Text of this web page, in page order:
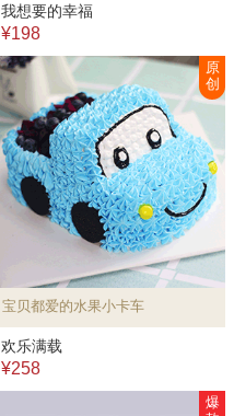
我想要的幸福
¥198
宝贝都爱的水果小卡车
原
创
欢乐满载
¥258
爆